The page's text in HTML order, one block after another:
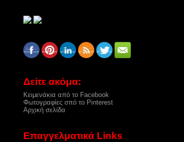
Δείτε ακόμα:
Κειμενάκια από το Facebook
Φωτογραφίες σπό το Pinterest
Αρχική σελίδα
Επαγγελματικά Links